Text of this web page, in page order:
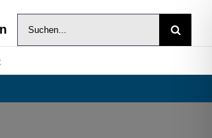
Suche
nach: